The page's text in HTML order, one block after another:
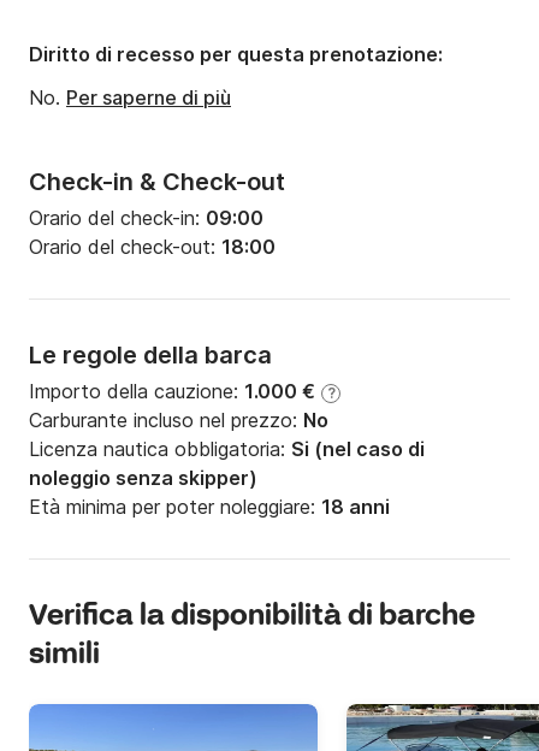
Check-in & Check-out
Orario del check-in: 09:00
Orario del check-out: 18:00
Le regole della barca
Importo della cauzione: 1.000 € ?
Carburante incluso nel prezzo: No
Licenza nautica obbligatoria: Si (nel caso di
noleggio senza skipper)
Età minima per poter noleggiare: 18 anni
Diritto di recesso per questa prenotazione:
No. Per saperne di più
Verifica la disponibilità di barche
simili